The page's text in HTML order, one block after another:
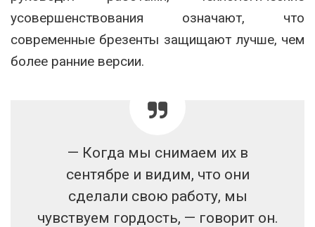
усовершенствования означают, что
современные брезенты защищают лучше, чем
более ранние версии.
— Когда мы снимаем их в
сентябре и видим, что они
сделали свою работу, мы
чувствуем гордость, — говорит он.